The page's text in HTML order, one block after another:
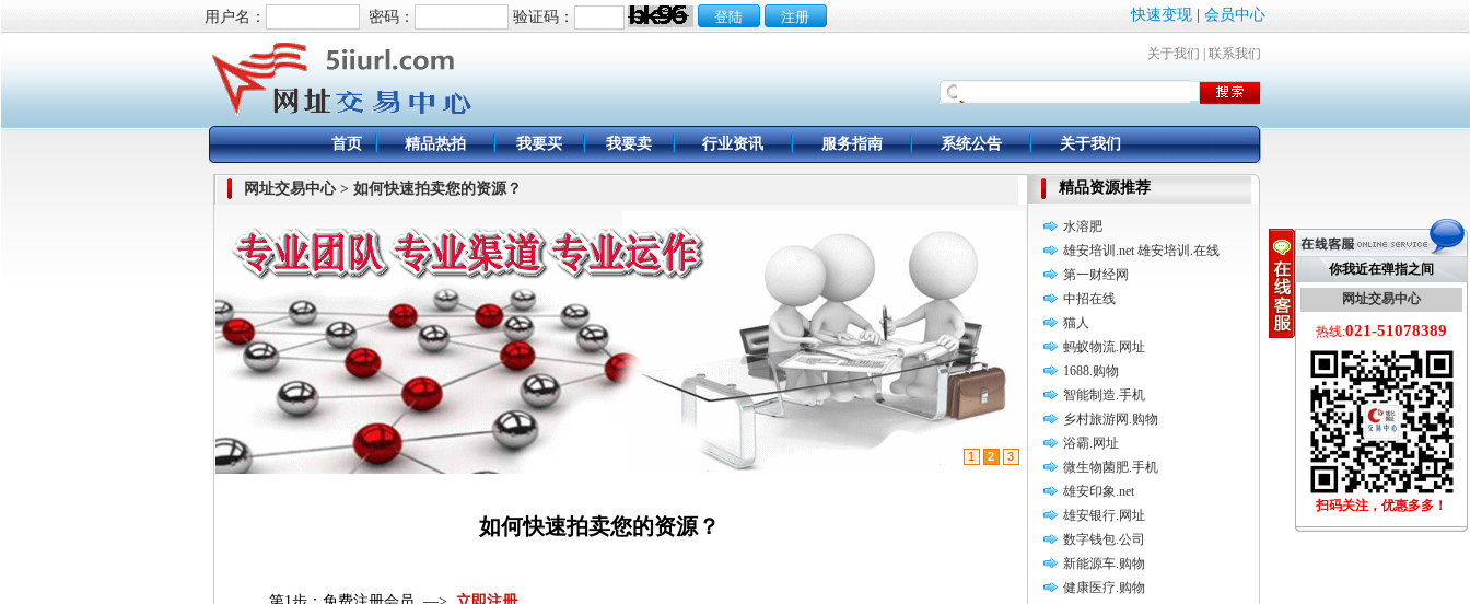
快速变现| 会员中心
用户名： 密码： 验证码：
你我近在弹指之间
网址交易中心
热线:021-51078389
扫码关注，优惠多多！
关于我们 联系我们
首页 精品热拍 我要买 我要卖 行业资讯 服务指南 系统公告 关于我们
网址交易中心 > 如何快速拍卖您的资源？
1 2 3
如何快速拍卖您的资源？
精品资源推荐
水溶肥
雄安培训.net 雄安培训.在线
第一财经网
中招在线
猫人
蚂蚁物流.网址
1688.购物
智能制造.手机
乡村旅游网.购物
浴霸.网址
微生物菌肥.手机
雄安印象.net
雄安银行.网址
数字钱包.公司
新能源车.购物
健康医疗.购物